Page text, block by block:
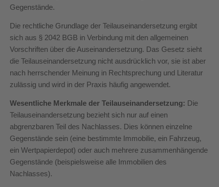
Gegenstände.
Die rechtliche Grundlage der Teilauseinandersetzung ergibt
sich aus § 2042 BGB in Verbindung mit den allgemeinen
Vorschriften über die Auseinandersetzung. Das Gesetz sieht
die Teilauseinandersetzung nicht ausdrücklich vor, sie ist aber
nach herrschender Meinung in Rechtsprechung und Literatur
zulässig und wird in der Praxis häufig angewendet.
Wesentliche Merkmale der Teilauseinandersetzung: Die
Teilauseinandersetzung bezieht sich nur auf einen
abgrenzbaren Teil des Nachlasses. Dies können einzelne
Gegenstände sein (eine bestimmte Immobilie, ein Fahrzeug,
ein Wertpapierdepot) oder auch mehrere zusammenhängende
Gegenstände (beispielsweise alle Immobilien des
Nachlasses).